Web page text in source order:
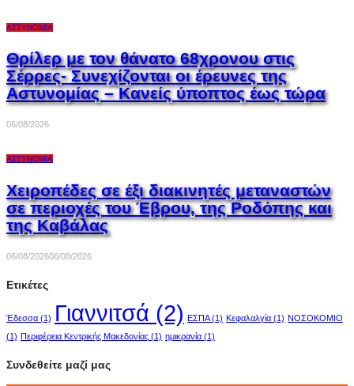
ΑΣΤΥΝΟΜΊΑ
Θρίλερ με τον θάνατο 68χρονου στις
Σέρρες- Συνεχίζονται οι έρευνες της
Αστυνομίας – Κανείς ύποπτος έως τώρα
06/08/2026
ΑΣΤΥΝΟΜΊΑ
Χειροπέδες σε έξι διακινητές μεταναστών
σε περιοχές του Έβρου, της Ροδόπης και
της Καβάλας
06/08/202606/08/2026
Ετικέτες
Έδεσσα (1) Γιαννιτσά (2) ΕΣΠΑ(1) Κεφαλαλγία (1) ΝΟΣΟΚΟΜΙΟ
(1) Περιφέρεια Κεντρικής Μακεδονίας (1) ημικρανία (1)
Συνδεθείτε μαζί μας